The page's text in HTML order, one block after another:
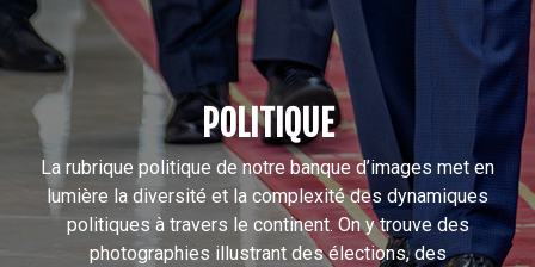
POLITIQUE
La rubrique politique de notre banque d’images met en
lumière la diversité et la complexité des dynamiques
politiques à travers le continent. On y trouve des
photographies illustrant des élections, des